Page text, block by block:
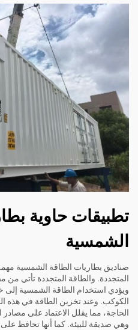
تطبيقات حاوية
الشمسية
صناديق بطاريات الطاقة الشمسية
المتجددة. والطاقة المتجددة تأتي
ويؤدي استخدام الطاقة الشمسية
الكوكب. وعند تخزين الطاقة في هذه
الحاجة، مما يقلل الاعتماد على مصادر
وهي صديقة للبيئة. كما أنها تحافظ على